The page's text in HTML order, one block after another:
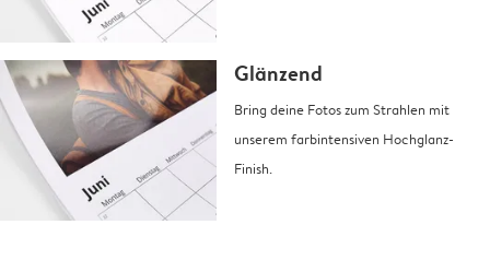
Glänzend
Bring deine Fotos zum Strahlen mit
unserem farbintensiven Hochglanz-
Finish.